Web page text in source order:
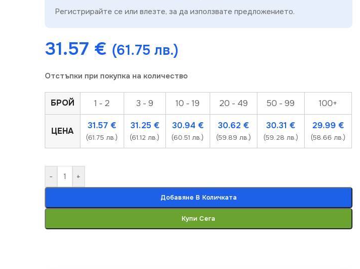
Регистрирайте се или влезте, за да използвате предложението.
31.57 € (61.75 лв.)
Отстъпки при покупка на количество
БРОЙ 1 - 2 3 - 9 10 - 19 20 - 49 50 - 99 100+
ЦЕНА
31.57€
(61.75 лв.)
31.25 €
(61.12 лв.)
30.94 €
(60.51 лв.)
30.62€
(59.89 лв.)
30.31€
(59.28 лв.)
29.99 €
(58.66 лв.)
- +
Добавяне В Количката
Купи Сега